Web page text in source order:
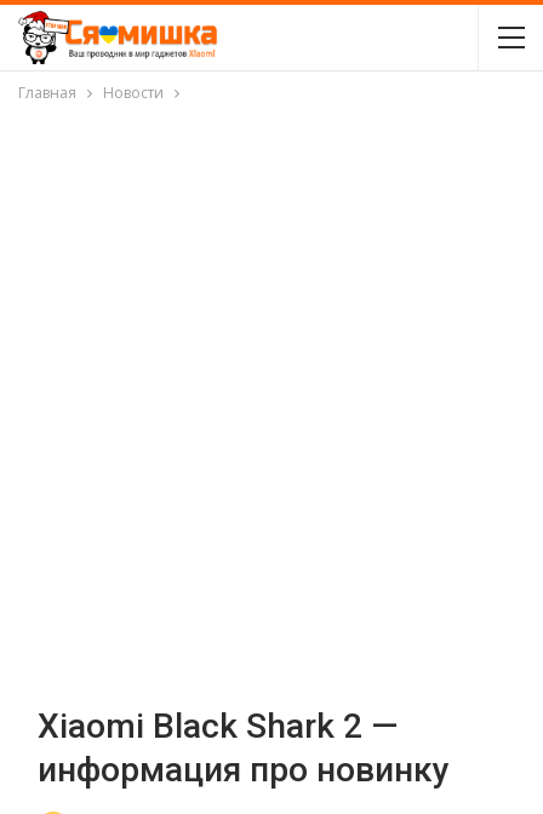
Главная Новости
Xiaomi Black Shark 2 —
информация про новинку